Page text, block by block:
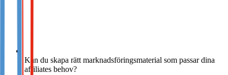
Kan du skapa rätt marknadsföringsmaterial som passar dina
affiliates behov?